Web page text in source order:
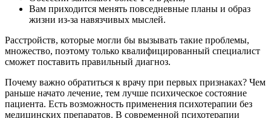
Вам приходится менять повседневные планы и образ
жизни из-за навязчивых мыслей.
Расстройств, которые могли бы вызывать такие проблемы,
множество, поэтому только квалифицированный специалист
сможет поставить правильный диагноз.
Почему важно обратиться к врачу при первых признаках? Чем
раньше начато лечение, тем лучше психическое состояние
пациента. Есть возможность применения психотерапии без
медицинских препаратов. В современной психотерапии